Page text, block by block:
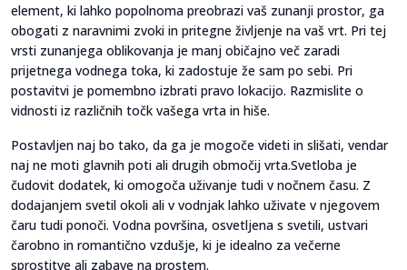
element, ki lahko popolnoma preobrazi vaš zunanji prostor, ga
obogati z naravnimi zvoki in pritegne življenje na vaš vrt. Pri tej
vrsti zunanjega oblikovanja je manj običajno več zaradi
prijetnega vodnega toka, ki zadostuje že sam po sebi. Pri
postavitvi je pomembno izbrati pravo lokacijo. Razmislite o
vidnosti iz različnih točk vašega vrta in hiše.
Postavljen naj bo tako, da ga je mogoče videti in slišati, vendar
naj ne moti glavnih poti ali drugih območij vrta.Svetloba je
čudovit dodatek, ki omogoča uživanje tudi v nočnem času. Z
dodajanjem svetil okoli ali v vodnjak lahko uživate v njegovem
čaru tudi ponoči. Vodna površina, osvetljena s svetili, ustvari
čarobno in romantično vzdušje, ki je idealno za večerne
sprostitve ali zabave na prostem.